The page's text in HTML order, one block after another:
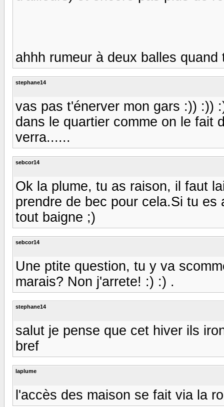
ahhh rumeur à deux balles
stephane14
vas pas t'énerver mon gars :)) :))
dans le quartier comme on le fait
verra......
sebcor14
Ok la plume, tu as raison, il faut
prendre de bec pour cela.Si tu
tout baigne ;)
sebcor14
Une ptite question, tu y va
marais? Non j'arrete! :) :) .
stephane14
salut je pense que cet hiver ils
bref
laplume
l'accès des maison se fait via la